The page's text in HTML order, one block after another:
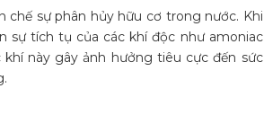
sự phân hủy hữu cơ trong nước. Khi
sự tích tụ của các khí độc như amoniac
khí này gây ảnh hưởng tiêu cực đến sức